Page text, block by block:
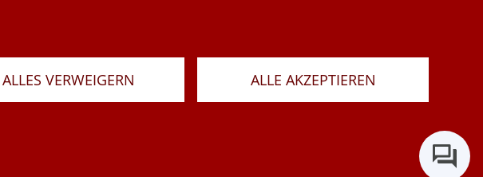
ALLES VERWEIGERN ALLE AKZEPTIEREN